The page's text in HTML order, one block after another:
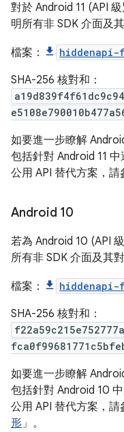
對於 Android 11 (API
明所有非 SDK 介面及
檔案： hiddenapi-
SHA-256 核對和：
如要進一步瞭解
包括針對 Android 11
公用 API 替代方案，請
Android 10
若為 Android 10 (API
所有非 SDK 介面及其
檔案： hiddenapi-
SHA-256 核對和：
如要進一步瞭解
包括針對 Android 10
公用 API 替代方案，請
形」。